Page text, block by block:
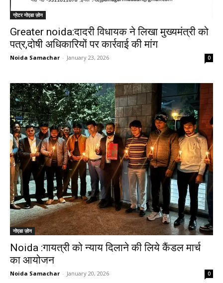
ग्रेटर नोएडा ज़ोन
Greater noida:दादरी विधायक ने लिखा मुख्यमंत्री को
पत्र,दोषी अधिकारियों पर कार्रवाई की मांग
Noida Samachar - January 23, 2026 0
नोएडा ज़ोन
Noida :गायत्री को न्याय दिलाने की लिये कैंडल मार्च
का आयोजन
Noida Samachar - January 20, 2026 0